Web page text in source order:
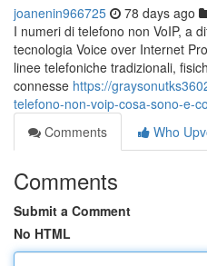
joanenin966725 78 days ago
I numeri di telefono non VoIP, a
tecnologia Voice over Internet
linee telefoniche tradizionali,
connesse https://
telefono-non-voip-cosa-sono-e-
Comments
Who
Comments
Submit a Comment
No HTML